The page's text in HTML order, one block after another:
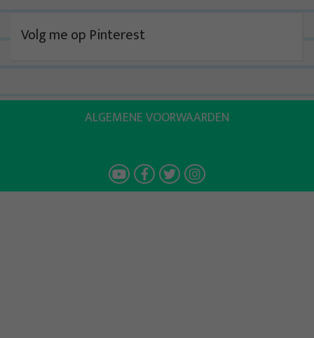
Volg me op Pinterest
ALGEMENE VOORWAARDEN